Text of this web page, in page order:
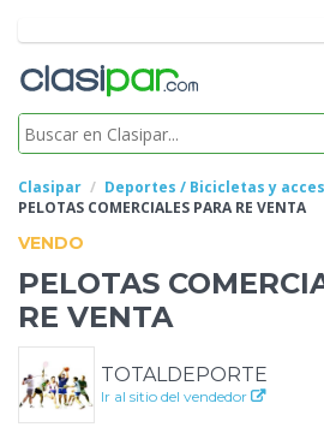
Clasipar
Deportes / Bicicletas y
PELOTAS COMERCIALES PARA RE VENTA
VENDO
PELOTAS
RE VENTA
TOTALDEPORTE
Ir al sitio del vendedor